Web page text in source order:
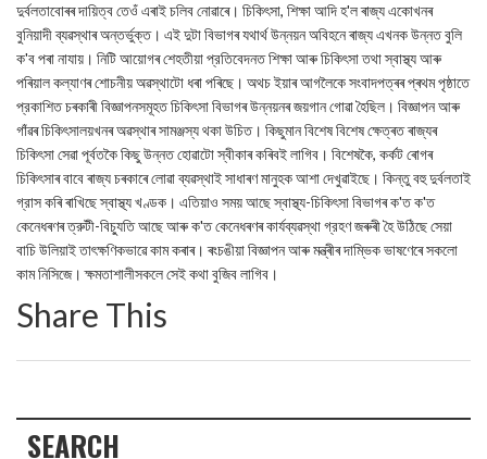
দুৰ্বলতাবোৰৰ দায়িত্ব তেওঁ এৰাই চলিব নোৱাৰে। চিকিৎসা, শিক্ষা আদি হ'ল ৰাজ্য একোখনৰ
বুনিয়াদী ব্যৱস্থাৰ অন্তৰ্ভুক্ত। এই দুটা বিভাগৰ যথার্থ উন্নয়ন অবিহনে ৰাজ্য এখনক উন্নত বুলি
ক'ব পৰা নাযায়। নিটি আয়োগৰ শেহতীয়া প্রতিবেদনত শিক্ষা আৰু চিকিৎসা তথা স্বাস্থ্য আৰু
পৰিয়াল কল্যাণৰ শোচনীয় অৱস্থাটো ধৰা পৰিছে। অথচ ইয়াৰ আগলৈকে সংবাদপত্ৰৰ প্ৰথম পৃষ্ঠাতে
প্রকাশিত চৰকাৰী বিজ্ঞাপনসমূহত চিকিৎসা বিভাগৰ উন্নয়নৰ জয়গান গোৱা হৈছিল। বিজ্ঞাপন আৰু
গাঁৱৰ চিকিৎসালয়খনৰ অৱস্থাৰ সামঞ্জস্য থকা উচিত। কিছুমান বিশেষ বিশেষ ক্ষেত্ৰত ৰাজ্যৰ
চিকিৎসা সেৱা পূৰ্বতকৈ কিছু উন্নত হোৱাটো স্বীকাৰ কৰিবই লাগিব। বিশেষকৈ, কৰ্কট ৰোগৰ
চিকিৎসাৰ বাবে ৰাজ্য চৰকাৰে লোৱা ব্যৱস্থাই সাধাৰণ মানুহক আশা দেখুৱাইছে। কিন্তু বহু দুৰ্বলতাই
গ্রাস কৰি ৰাখিছে স্বাস্থ্য খণ্ডক। এতিয়াও সময় আছে স্বাস্থ্য-চিকিৎসা বিভাগৰ ক'ত ক'ত
কেনেধৰণৰ ত্রুটী-বিচ্যুতি আছে আৰু ক'ত কেনেধৰণৰ কাৰ্যব্যৱস্থা গ্রহণ জৰুৰী হৈ উঠিছে সেয়া
বাচি উলিয়াই তাৎক্ষণিকভাৱে কাম কৰাৰ। ৰংচঙীয়া বিজ্ঞাপন আৰু মন্ত্ৰীৰ দাম্ভিক ভাষণেৰে সকলো
কাম নিসিজে। ক্ষমতাশালীসকলে সেই কথা বুজিব লাগিব।
Share This
SEARCH